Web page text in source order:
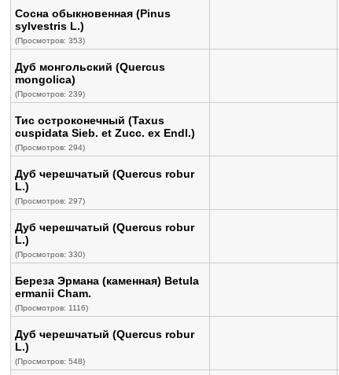
Сосна обыкновенная (Pinus
sylvestris L.)
(Просмотров: 353)
Дуб монгольский (Quercus
mongolica)
(Просмотров: 239)
Тис остроконечный (Taxus
cuspidata Sieb. et Zucc. ex Endl.)
(Просмотров: 294)
Дуб черешчатый (Quercus robur
L.)
(Просмотров: 297)
Дуб черешчатый (Quercus robur
L.)
(Просмотров: 330)
Береза Эрмана (каменная) Betula
ermanii Cham.
(Просмотров: 1116)
Дуб черешчатый (Quercus robur
L.)
(Просмотров: 548)